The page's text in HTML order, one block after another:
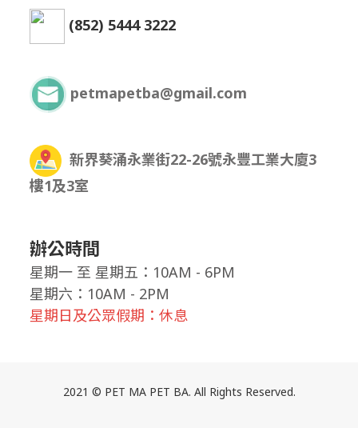
(852) 5444 3222
petmapetba@gmail.com
新界葵涌永業街22-26號永豐工業大廈3
樓1及3室
辦公時間
星期一 至 星期五：10AM - 6PM
星期六：10AM - 2PM
星期日及公眾假期：休息
2021 © PET MA PET BA. All Rights Reserved.